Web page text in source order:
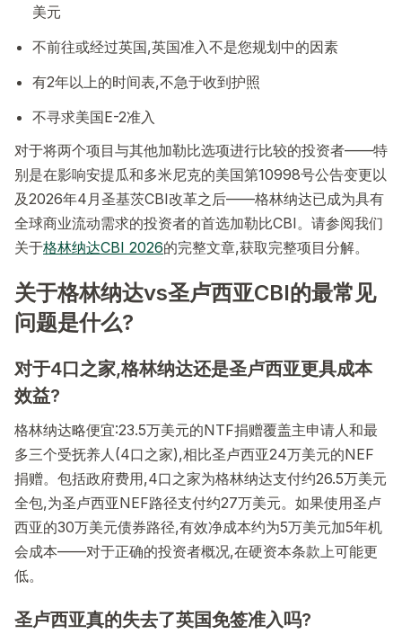
美元
不前往或经过英国,英国准入不是您规划中的因素
有2年以上的时间表,不急于收到护照
不寻求美国E-2准入
对于将两个项目与其他加勒比选项进行比较的投资者——特
别是在影响安提瓜和多米尼克的美国第10998号公告变更以
及2026年4月圣基茨CBI改革之后——格林纳达已成为具有
全球商业流动需求的投资者的首选加勒比CBI。请参阅我们
关于格林纳达CBI 2026的完整文章,获取完整项目分解。
关于格林纳达vs圣卢西亚CBI的最常见
问题是什么?
对于4口之家,格林纳达还是圣卢西亚更具成本
效益?
格林纳达略便宜:23.5万美元的NTF捐赠覆盖主申请人和最
多三个受抚养人(4口之家),相比圣卢西亚24万美元的NEF
捐赠。包括政府费用,4口之家为格林纳达支付约26.5万美元
全包,为圣卢西亚NEF路径支付约27万美元。如果使用圣卢
西亚的30万美元债券路径,有效净成本约为5万美元加5年机
会成本——对于正确的投资者概况,在硬资本条款上可能更
低。
圣卢西亚真的失去了英国免签准入吗?